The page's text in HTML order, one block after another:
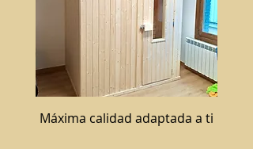
Máxima calidad adaptada a ti